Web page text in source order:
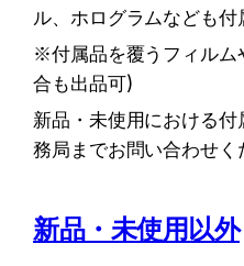
ル、ホログラムなども付
※付属品を覆うフィルム
合も出品可)
新品・未使用における
務局までお問い合わせく
新品・未使用以外